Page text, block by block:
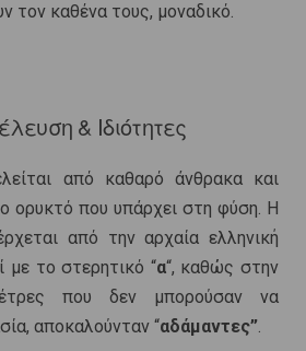
τον καθένα τους, μοναδικό.
& Ιδιότητες
από καθαρό άνθρακα και
ορυκτό που υπάρχει στη φύση. Η
από την αρχαία ελληνική
με το στερητικό “α“, καθώς στην
που δεν μπορούσαν να
αποκαλούνταν “αδάμαντες”.